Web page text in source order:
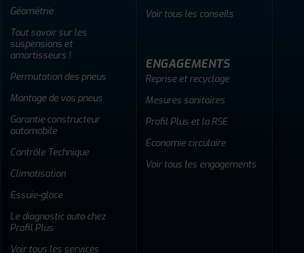
Géométrie
Tout savoir sur les
suspensions et
amortisseurs !
Permutation des pneus
Montage de vos pneus
Garantie constructeur
automobile
Contrôle Technique
Climatisation
Essuie-glace
Le diagnostic auto chez
Profil Plus
Voir tous les services
Voir tous les conseils
ENGAGEMENTS
Reprise et recyclage
Mesures sanitaires
Profil Plus et la RSE
Économie circulaire
Voir tous les engagements